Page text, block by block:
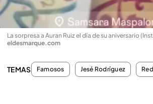
La sorpresa a Auran Ruiz el día de su aniversario
eldesmarque.com
TEMAS Famosos Jesé Rodríguez